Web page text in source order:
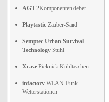
AGT 2Komponentenkleber
Playtastic Zauber-Sand
Semptec Urban Survival
Technology Stuhl
Xcase Picknick Kühltaschen
infactory WLAN-Funk-
Wetterstationen